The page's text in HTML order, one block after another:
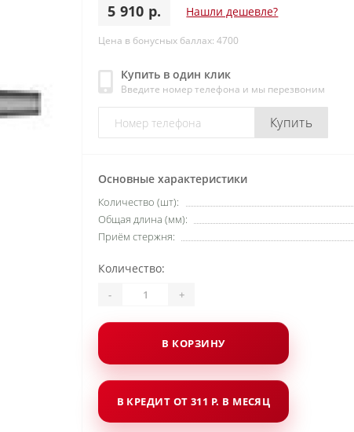
5 910 р. Нашли дешевле?
Цена в бонусных баллах: 4700
Купить в один клик
Введите номер телефона и мы перезвоним
Купить
Основные характеристики
Количество (шт):
Общая длина (мм):
Приём стержня:
Количество:
- +
В КОРЗИНУ
В КРЕДИТ ОТ 311 Р. В МЕСЯЦ